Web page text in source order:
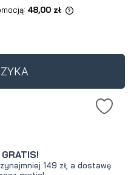
48,00 zł
jest
sprzedaży.
149 zł, a dostawę